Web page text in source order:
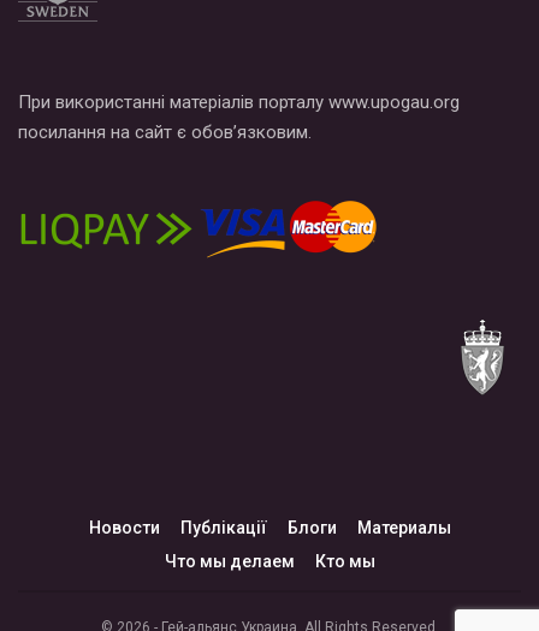
При використанні матеріалів порталу www.upogau.org
посилання на сайт є обов’язковим.
Новости Публікації Блоги
Материалы
Что мы делаем
Кто мы
© 2026 - Гей-альянс Украина. All Rights Reserved.